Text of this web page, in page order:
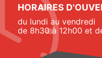
HORAIRES
du lundi au vendredi
de 8h30 à 12h00 et